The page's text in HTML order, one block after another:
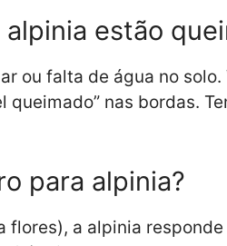
estão
ou falta de água no
queimado” nas bordas.
para alpinia?
flores), a alpinia